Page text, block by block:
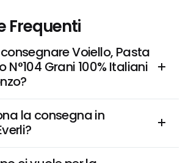
Frequenti
Voiello, Pasta
N°104 Grani 100% Italiani
la consegna in